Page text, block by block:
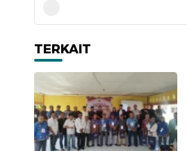
TERKAIT